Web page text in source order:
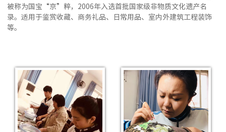
被称为国宝“京”粹，2006年入选首批国家级非物质文化遗产名
录。适用于鉴赏收藏、商务礼品、日常用品、室内外建筑工程装饰
等。